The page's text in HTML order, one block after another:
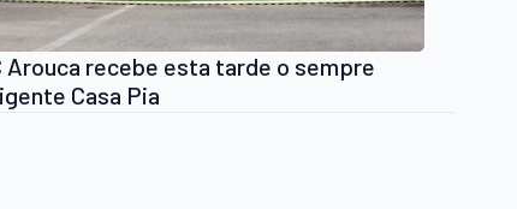
Arouca recebe esta tarde o sempre
Casa Pia